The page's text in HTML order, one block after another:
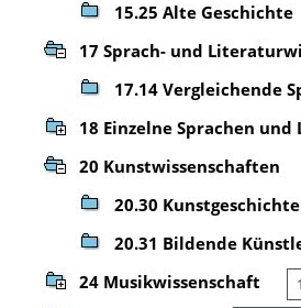
15.25 Alte Geschichte
17 Sprach- und
17.14 Vergleichende
18 Einzelne Sprachen
20 Kunstwissenschaften
20.30
20.31 Bildende
24 Musikwissenschaft